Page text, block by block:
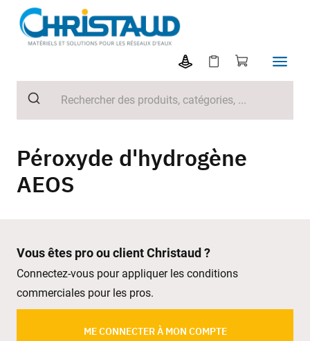
Péroxyde d'hydrogène
AEOS
Vous êtes pro ou client Christaud ?
Connectez-vous pour appliquer les conditions
commerciales pour les pros.
ME CONNECTER À MON COMPTE